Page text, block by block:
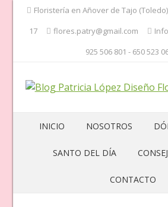
Floristería en Añover de Tajo
17
flores.patry@gmail.com
925 506 801 - 650 523
INICIO NOSOTROS
SANTO DEL DÍA
CONTACTO